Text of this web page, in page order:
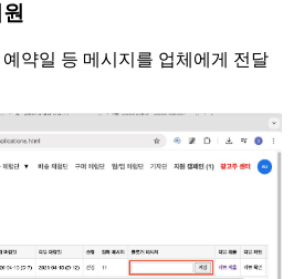
약일 등 메시지를 업체에게 전달